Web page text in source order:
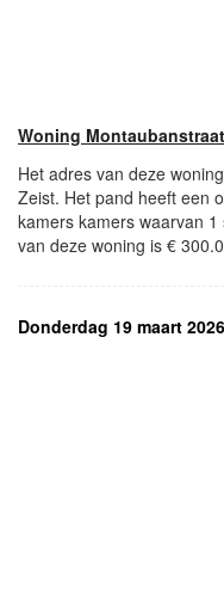
Woning
Het adres van deze
Zeist. Het pand heeft een
kamers kamers waarvan
van deze woning is €
Donderdag 19 maart 2026